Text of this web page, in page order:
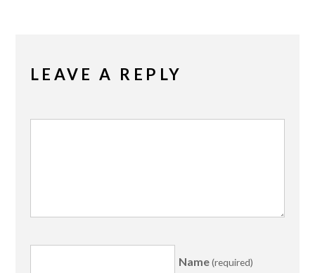
LEAVE A REPLY
Name(required)